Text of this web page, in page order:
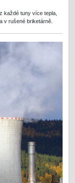
každé tuny více tepla,
v rušené briketárně.